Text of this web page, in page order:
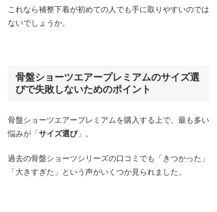
これなら補整下着が初めての人でも手に取りやすいのでは
ないでしょうか。
骨盤ショーツエアープレミアムのサイズ選
びで失敗しないためのポイント
骨盤ショーツエアープレミアムを購入する上で、最も多い
悩みが「 サイズ選び」。
過去の骨盤ショーツシリーズの口コミでも「きつかった」
「大きすぎた」という声がいくつか見られました。